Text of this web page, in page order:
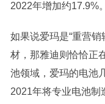
2022年增加约17.9%。
如果说爱玛是“重营
材，那雅迪则恰恰正
池领域，爱玛的电池
2021年将专业电池制